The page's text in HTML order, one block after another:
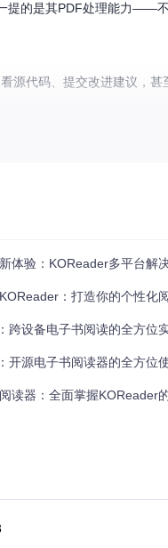
提的是其PDF处理能力——
源代码、提交改进建议，甚
用户体验
验：KOReader多平台解决方案
：打造你的个性化
跨设备电子书阅读的全方位
开源电子书阅读器的全方位
读器：全面掌握KOReader